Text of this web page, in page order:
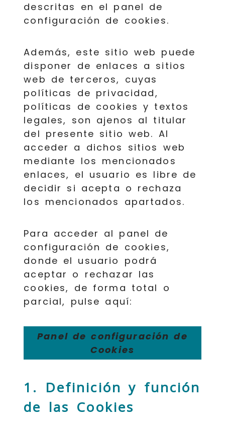
descritas en el panel de
configuración de cookies.
Además, este sitio web puede
disponer de enlaces a sitios
web de terceros, cuyas
políticas de privacidad,
políticas de cookies y textos
legales, son ajenos al titular
del presente sitio web. Al
acceder a dichos sitios web
mediante los mencionados
enlaces, el usuario es libre de
decidir si acepta o rechaza
los mencionados apartados.
Para acceder al panel de
configuración de cookies,
donde el usuario podrá
aceptar o rechazar las
cookies, de forma total o
parcial, pulse aquí:
Panel de configuración de
Cookies
1. Definición y función
de las Cookies